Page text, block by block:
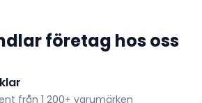
företag hos oss
från 1 200+ varumärken